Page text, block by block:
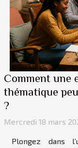
Comment une
thématique
?
Mercredi 18 mars
Plongez dans